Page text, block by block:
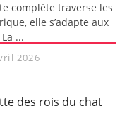
complète traverse les
elle s’adapte aux
...
2026